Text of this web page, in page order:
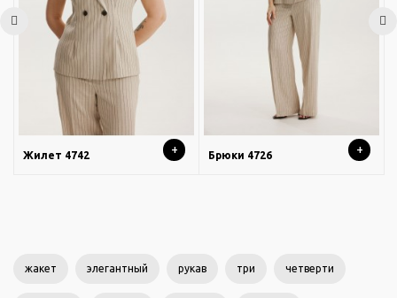
Жилет 4742 + Брюки 4726 +
жакет элегантный рукав три четверти